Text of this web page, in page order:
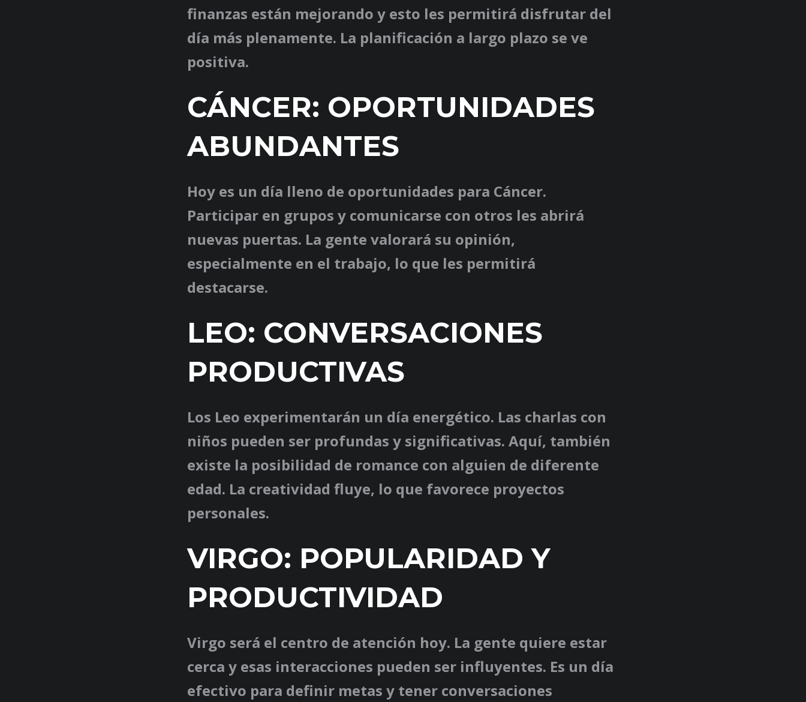
finanzas están mejorando y esto les permitirá disfrutar del
día más plenamente. La planificación a largo plazo se ve
positiva.
CÁNCER: OPORTUNIDADES
ABUNDANTES
Hoy es un día lleno de oportunidades para Cáncer.
Participar en grupos y comunicarse con otros les abrirá
nuevas puertas. La gente valorará su opinión,
especialmente en el trabajo, lo que les permitirá
destacarse.
LEO: CONVERSACIONES
PRODUCTIVAS
Los Leo experimentarán un día energético. Las charlas con
niños pueden ser profundas y significativas. Aquí, también
existe la posibilidad de romance con alguien de diferente
edad. La creatividad fluye, lo que favorece proyectos
personales.
VIRGO: POPULARIDAD Y
PRODUCTIVIDAD
Virgo será el centro de atención hoy. La gente quiere estar
cerca y esas interacciones pueden ser influyentes. Es un día
efectivo para definir metas y tener conversaciones